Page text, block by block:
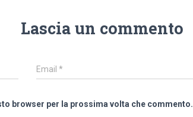
Lascia un commento
Email*
browser per la prossima volta che commento.